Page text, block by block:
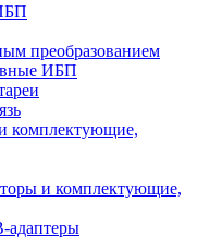
преобразованием
ИБП
комплектующие,
и комплектующие,
адаптеры